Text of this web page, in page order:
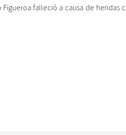
falleció a causa de heridas